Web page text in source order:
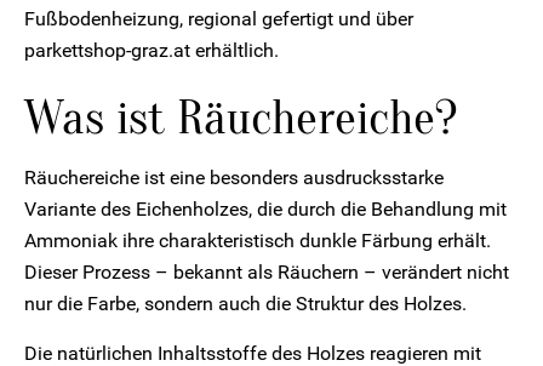
Fußbodenheizung, regional gefertigt und über
parkettshop-graz.at erhältlich.
Was ist Räuchereiche?
Räuchereiche ist eine besonders ausdrucksstarke
Variante des Eichenholzes, die durch die Behandlung mit
Ammoniak ihre charakteristisch dunkle Färbung erhält.
Dieser Prozess – bekannt als Räuchern – verändert nicht
nur die Farbe, sondern auch die Struktur des Holzes.
Die natürlichen Inhaltsstoffe des Holzes reagieren mit